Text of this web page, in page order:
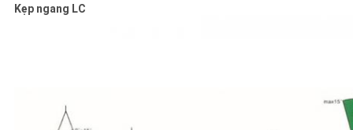
Kẹp ngang LC